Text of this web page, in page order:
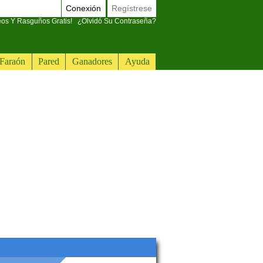
Faraón Pared Ganadores Ayuda
Conexión Regístrese
Y Rasguños Gratis! ¿Olvidó Su Contraseña?